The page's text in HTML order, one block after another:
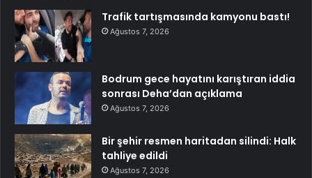
Trafik tartışmasında kamyonu bastı!
Ağustos 7, 2026
Bodrum gece hayatını karıştıran iddia
sonrası Deha’dan açıklama
Ağustos 7, 2026
Bir şehir resmen haritadan silindi: Halk
tahliye edildi
Ağustos 7, 2026